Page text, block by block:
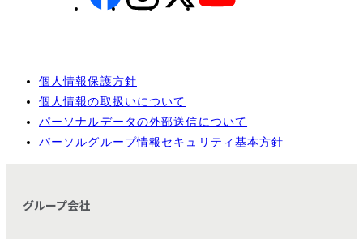
個人情報保護方針
個人情報の取扱いについて
パーソナルデータの外部送信について
パーソルグループ情報セキュリティ基本方針
グループ会社